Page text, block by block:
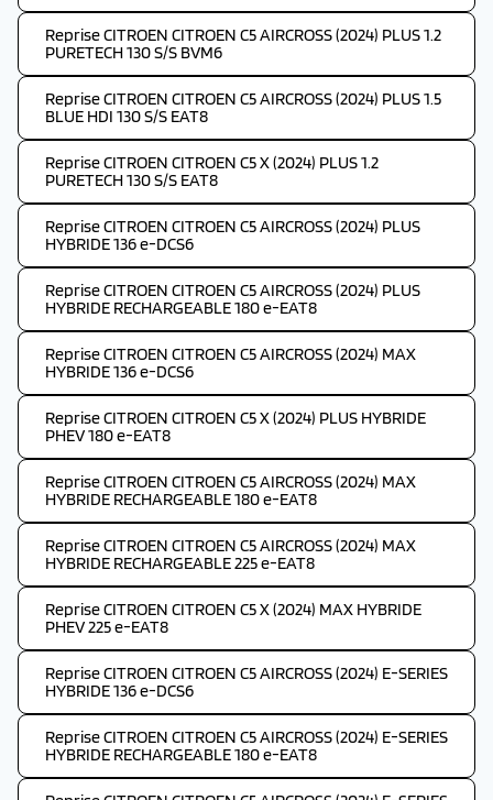
Reprise CITROEN CITROEN C5 AIRCROSS (2024) PLUS 1.2
PURETECH 130 S/S BVM6
Reprise CITROEN CITROEN C5 AIRCROSS (2024) PLUS 1.5
BLUE HDI 130 S/S EAT8
Reprise CITROEN CITROEN C5 X (2024) PLUS 1.2
PURETECH 130 S/S EAT8
Reprise CITROEN CITROEN C5 AIRCROSS (2024) PLUS
HYBRIDE 136 e-DCS6
Reprise CITROEN CITROEN C5 AIRCROSS (2024) PLUS
HYBRIDE RECHARGEABLE 180 e-EAT8
Reprise CITROEN CITROEN C5 AIRCROSS (2024) MAX
HYBRIDE 136 e-DCS6
Reprise CITROEN CITROEN C5 X (2024) PLUS HYBRIDE
PHEV 180 e-EAT8
Reprise CITROEN CITROEN C5 AIRCROSS (2024) MAX
HYBRIDE RECHARGEABLE 180 e-EAT8
Reprise CITROEN CITROEN C5 AIRCROSS (2024) MAX
HYBRIDE RECHARGEABLE 225 e-EAT8
Reprise CITROEN CITROEN C5 X (2024) MAX HYBRIDE
PHEV 225 e-EAT8
Reprise CITROEN CITROEN C5 AIRCROSS (2024) E-SERIES
HYBRIDE 136 e-DCS6
Reprise CITROEN CITROEN C5 AIRCROSS (2024) E-SERIES
HYBRIDE RECHARGEABLE 180 e-EAT8